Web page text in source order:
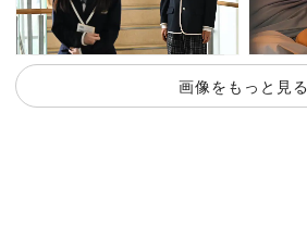
画像をもっと見る